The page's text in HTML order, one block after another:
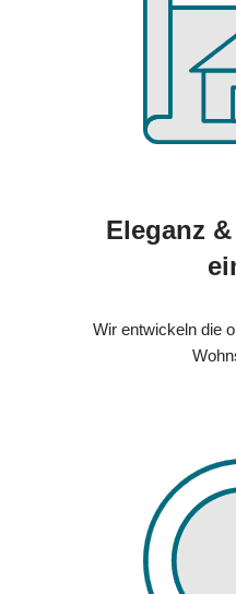
Eleganz
Wir entwickeln die